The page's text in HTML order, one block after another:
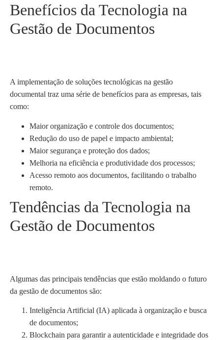
Benefícios da Tecnologia na
Gestão de Documentos
A implementação de soluções tecnológicas na gestão
documental traz uma série de benefícios para as empresas, tais
como:
Maior organização e controle dos documentos;
Redução do uso de papel e impacto ambiental;
Maior segurança e proteção dos dados;
Melhoria na eficiência e produtividade dos processos;
Acesso remoto aos documentos, facilitando o trabalho
remoto.
Tendências da Tecnologia na
Gestão de Documentos
Algumas das principais tendências que estão moldando o futuro
da gestão de documentos são:
Inteligência Artificial (IA) aplicada à organização e busca
de documentos;
Blockchain para garantir a autenticidade e integridade dos